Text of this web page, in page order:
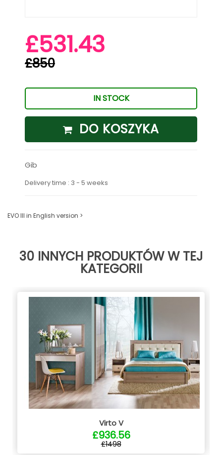
£531.43
£850
IN STOCK
DO KOSZYKA
Gib
Delivery time : 3 - 5 weeks
EVO III in English version >
30 INNYCH PRODUKTÓW W TEJ
KATEGORII
Virto V
£936.56
£1498